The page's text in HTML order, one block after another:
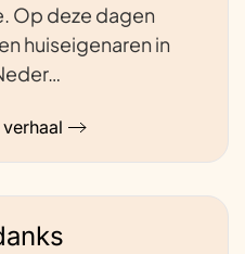
Op deze dagen
huiseigenaren in